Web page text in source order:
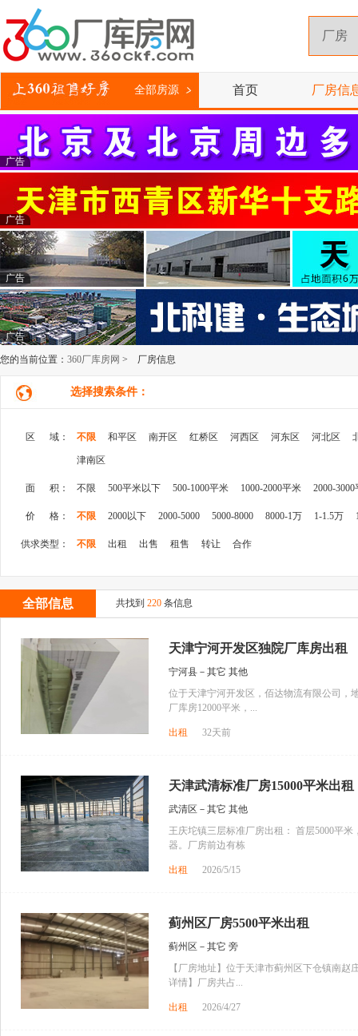
全部房源 首页 厂房信
广告
广告
广告
广告
您的当前位置： 360厂库房网 > 厂房信息
选择搜索条件：
区 域： 不限 和平区 南开区 红桥区 河西区 河东区 河北区
津南区
面 积： 不限 500平米以下 500-1000平米 1000-2000平米 2000-3000
价 格： 不限 2000以下 2000-5000 5000-8000 8000-1万 1-1.5万
供求类型： 不限 出租 出售 租售 转让 合作
全部信息 共找到 220 条信息
天津宁河开发区独院厂库房出租
宁河县－其它 其他
位于天津宁河开发区，佰达物流有限公司，
厂库房12000平米，...
出租 32天前
天津武清标准厂房15000平米出租
武清区－其它 其他
王庆坨镇三层标准厂房出租： 首层5000平
器。厂房前边有栋
出租 2026/5/15
蓟州区厂房5500平米出租
蓟州区－其它 旁
【厂房地址】位于天津市蓟州区下仓镇南
详情】厂房共占...
出租 2026/4/27